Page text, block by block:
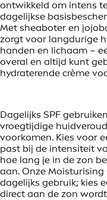
ontwikkeld om intens
dagelijkse
Met sheaboter en
zorgt voor langdurige
handen en lichaam –
overal en altijd kunt
hydraterende crème
Dagelijks SPF
vroegtijdige
voorkomen. Kies voor
past bij de intensiteit
hoe lang je in de zon
aan. Onze Moisturising
dagelijks gebruik; kies
direct aan de zon